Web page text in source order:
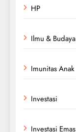
HP
Ilmu & Budaya
Imunitas Anak
Investasi
Investasi Emas